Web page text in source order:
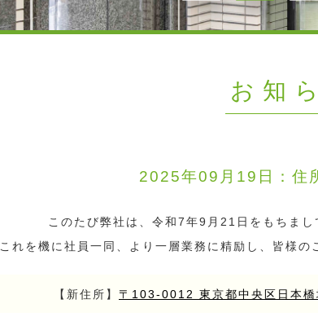
お知
2025年09月19日： 住
このたび弊社は、令和7年9月21日をもちまし
これを機に社員一同、より一層業務に精励し、皆様の
【新住所】 〒103-0012 東京都中央区日本